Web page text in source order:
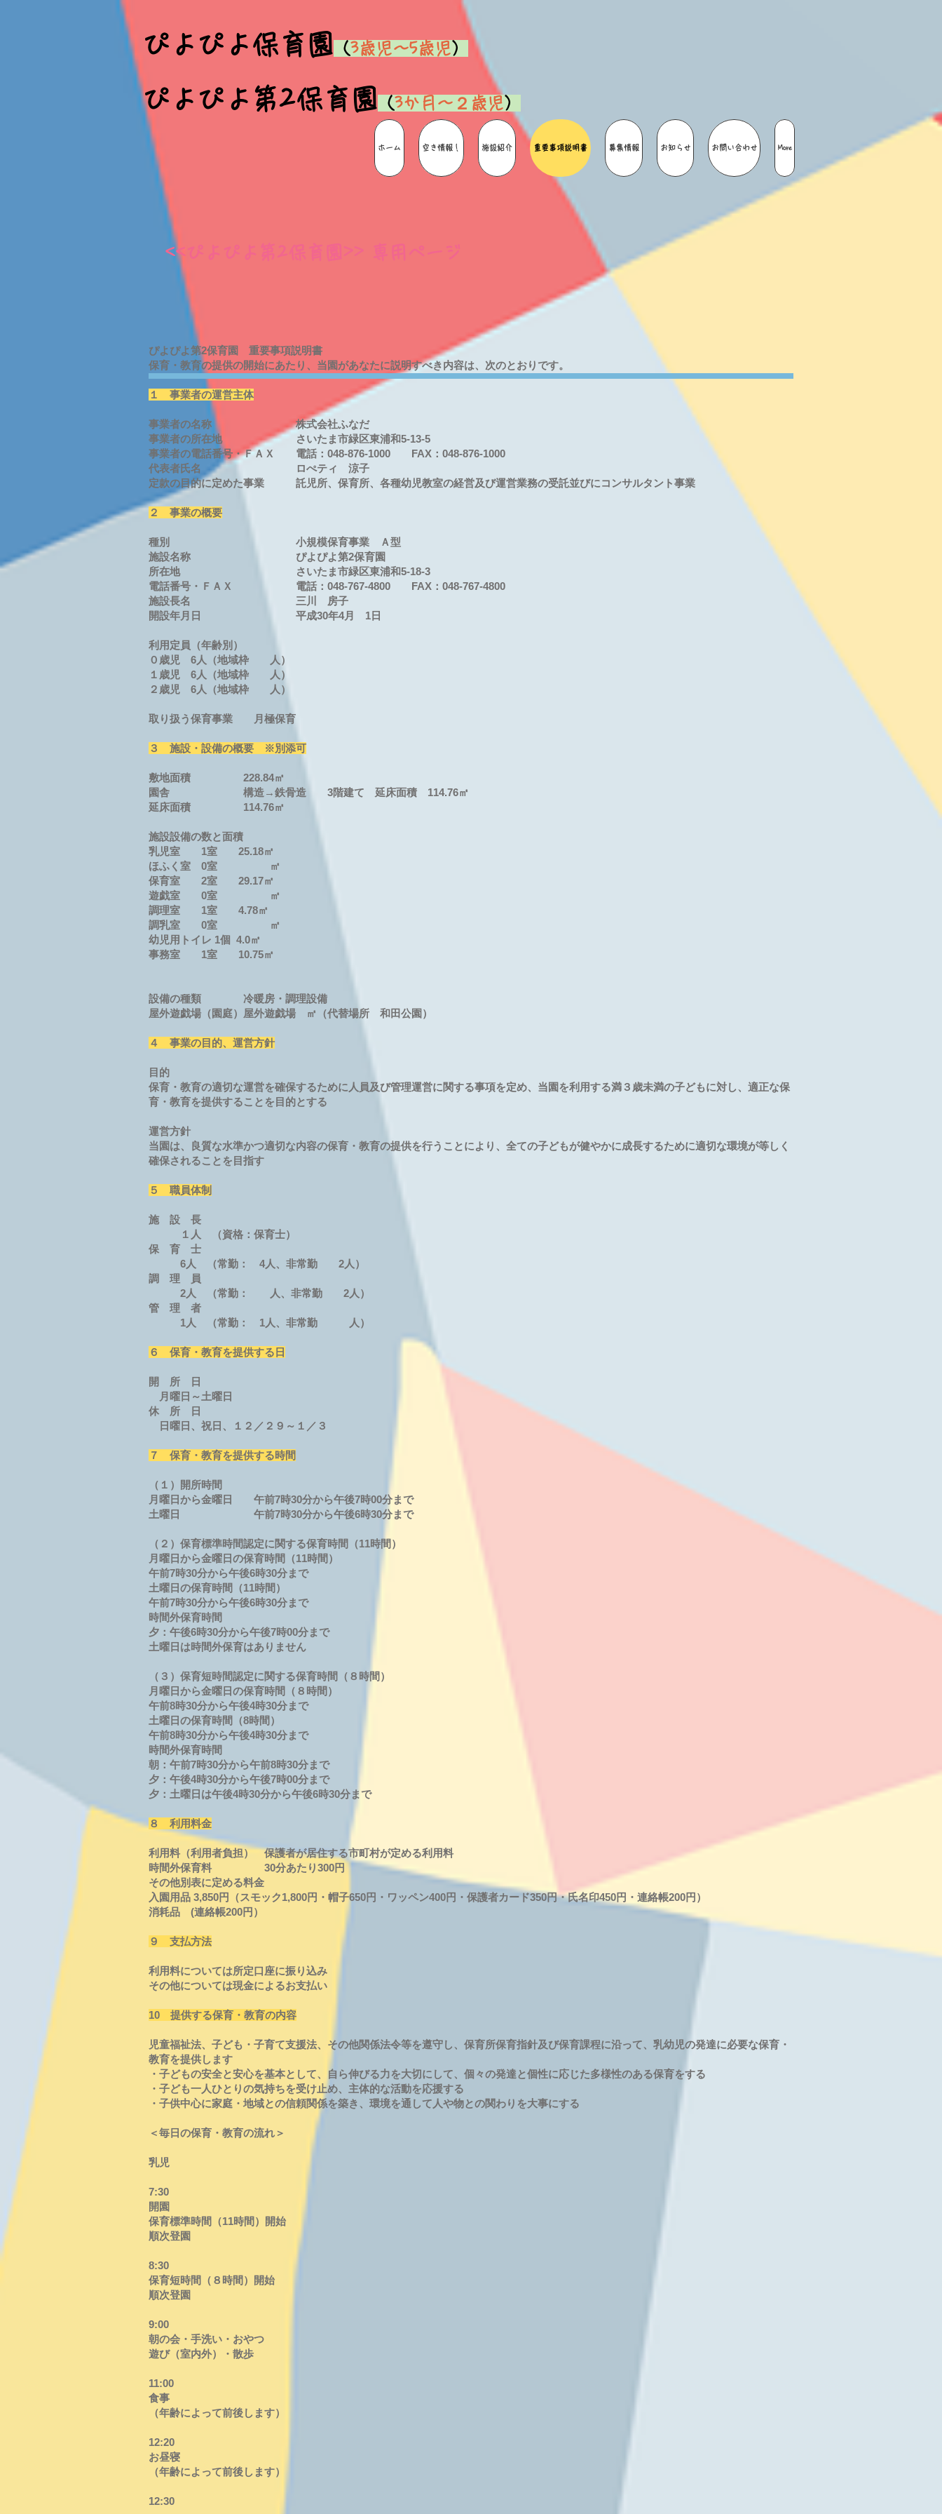
ぴよぴよ保育園 （3歳児～5歳児）
ぴよぴよ第2保育園 （3か月～２歳児）
ホーム 空き情報！ 施設紹介 重要事項説明書 募集情報 お知らせ お問い合わせ More
​<<ぴよぴよ第2保育園>> 専用ページ
ぴよぴよ第2保育園 重要事項説明書
保育・教育の提供の開始にあたり、当園があなたに説明すべき内容は、次のとおりです。
１ 事業者の運営主体
事業者の名称 株式会社ふなだ
事業者の所在地 さいたま市緑区東浦和5-13-5
事業者の電話番号・ＦＡＸ 電話：048-876-1000 FAX：048-876-1000
代表者氏名 ロぺティ 涼子
定款の目的に定めた事業 託児所、保育所、各種幼児教室の経営及び運営業務の受託並びにコンサルタント事業
２ 事業の概要
種別 小規模保育事業 Ａ型
施設名称 ぴよぴよ第2保育園
所在地 さいたま市緑区東浦和5-18-3
電話番号・ＦＡＸ 電話：048-767-4800 FAX：048-767-4800
施設長名 三川 房子
開設年月日 平成30年4月 1日
利用定員（年齢別）
０歳児 6人（地域枠 人）
１歳児 6人（地域枠 人）
２歳児 6人（地域枠 人）
取り扱う保育事業 月極保育
３ 施設・設備の概要 ※別添可
敷地面積 228.84㎡
園舎 構造→鉄骨造 3階建て 延床面積 114.76㎡
延床面積 114.76㎡
施設設備の数と面積
乳児室 1室 25.18㎡
ほふく室 0室 ㎡
保育室 2室 29.17㎡
遊戯室 0室 ㎡
調理室 1室 4.78㎡
調乳室 0室 ㎡
幼児用トイレ 1個 4.0㎡
事務室 1室 10.75㎡
設備の種類 冷暖房・調理設備
屋外遊戯場（園庭）屋外遊戯場 ㎡（代替場所 和田公園）
４ 事業の目的、運営方針
目的
保育・教育の適切な運営を確保するために人員及び管理運営に関する事項を定め、当園を利用する満３歳未満の子どもに対し、適正な保
育・教育を提供することを目的とする
運営方針
当園は、良質な水準かつ適切な内容の保育・教育の提供を行うことにより、全ての子どもが健やかに成長するために適切な環境が等しく
確保されることを目指す
５ 職員体制
施 設 長
１人 （資格：保育士）
保 育 士
6人 （常勤： 4人、非常勤 2人）
調 理 員
2人 （常勤： 人、非常勤 2人）
管 理 者
1人 （常勤： 1人、非常勤 人）
６ 保育・教育を提供する日
開 所 日
月曜日～土曜日
休 所 日
日曜日、祝日、１２／２９～１／３
７ 保育・教育を提供する時間
（１）開所時間
月曜日から金曜日 午前7時30分から午後7時00分まで
土曜日 午前7時30分から午後6時30分まで
（２）保育標準時間認定に関する保育時間（11時間）
月曜日から金曜日の保育時間（11時間）
午前7時30分から午後6時30分まで
土曜日の保育時間（11時間）
午前7時30分から午後6時30分まで
時間外保育時間
夕：午後6時30分から午後7時00分まで
土曜日は時間外保育はありません
（３）保育短時間認定に関する保育時間（８時間）
月曜日から金曜日の保育時間（８時間）
午前8時30分から午後4時30分まで
土曜日の保育時間（8時間）
午前8時30分から午後4時30分まで
時間外保育時間
朝：午前7時30分から午前8時30分まで
夕：午後4時30分から午後7時00分まで
夕：土曜日は午後4時30分から午後6時30分まで
８ 利用料金
利用料（利用者負担） 保護者が居住する市町村が定める利用料
時間外保育料 30分あたり300円
その他別表に定める料金
入園用品 3,850円（スモック1,800円・帽子650円・ワッペン400円・保護者カード350円・氏名印450円・連絡帳200円）
消耗品 (連絡帳200円）
９ 支払方法
利用料については所定口座に振り込み
その他については現金によるお支払い
10 提供する保育・教育の内容
児童福祉法、子ども・子育て支援法、その他関係法令等を遵守し、保育所保育指針及び保育課程に沿って、乳幼児の発達に必要な保育・
教育を提供します
・子どもの安全と安心を基本として、自ら伸びる力を大切にして、個々の発達と個性に応じた多様性のある保育をする
・子ども一人ひとりの気持ちを受け止め、主体的な活動を応援する
・子供中心に家庭・地域との信頼関係を築き、環境を通して人や物との関わりを大事にする
＜毎日の保育・教育の流れ＞
乳児
7:30
開園
保育標準時間（11時間）開始
順次登園
8:30
保育短時間（８時間）開始
順次登園
9:00
朝の会・手洗い・おやつ
遊び（室内外）・散歩
11:00
食事
（年齢によって前後します）
12:20
お昼寝
（年齢によって前後します）
12:30